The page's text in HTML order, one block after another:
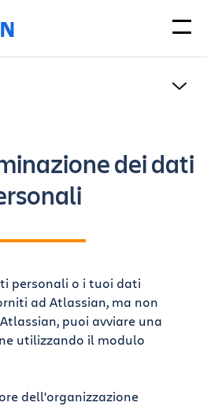
dei dati
personali o i tuoi dati
ad Atlassian, ma non
puoi avviare una
utilizzando il modulo
dell'organizzazione